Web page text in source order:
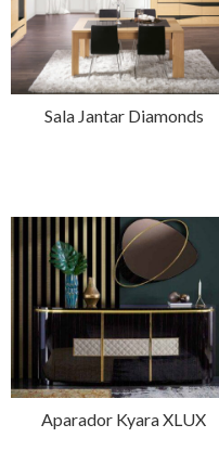
Sala Jantar Diamonds
Aparador Kyara XLUX